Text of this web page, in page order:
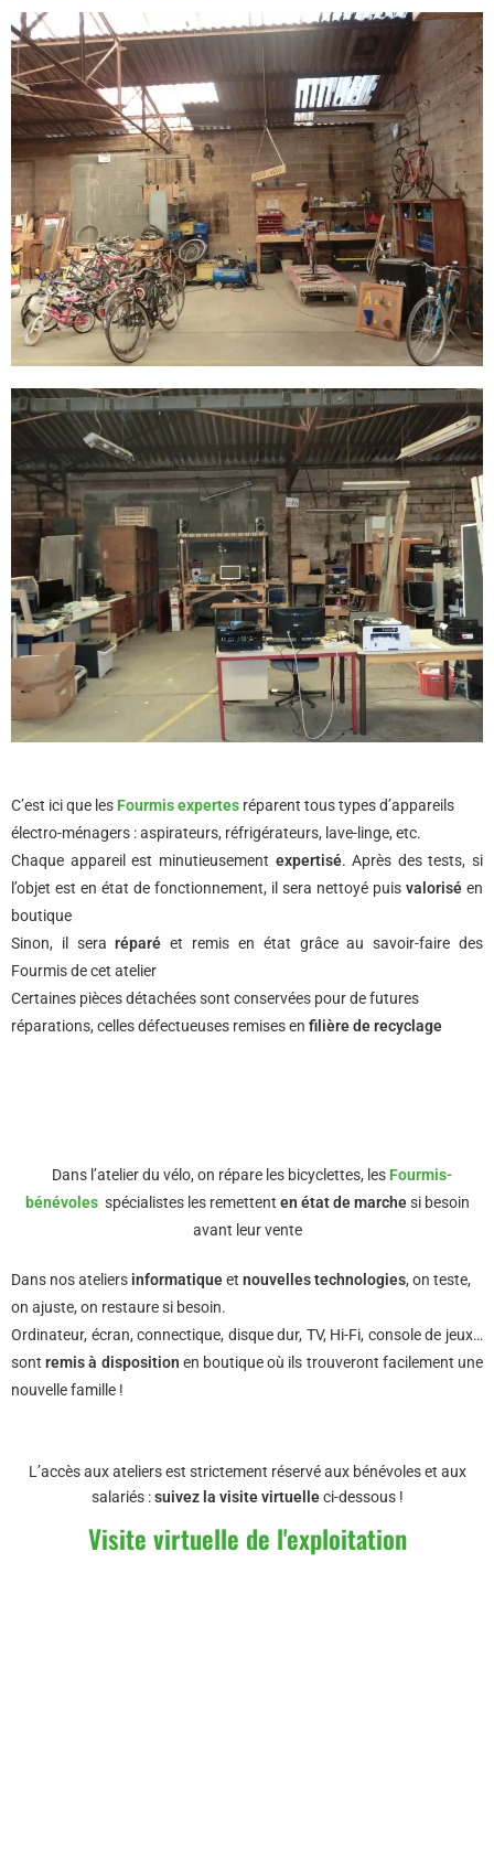
C’est ici que les Fourmis expertes réparent tous types d’appareils
électro-ménagers : aspirateurs, réfrigérateurs, lave-linge, etc.
Chaque appareil est minutieusement expertisé. Après des tests, si
l’objet est en état de fonctionnement, il sera nettoyé puis valorisé en
boutique
Sinon, il seraréparé et remis en état grâce au savoir-faire des
Fourmis de cet atelier
Certaines pièces détachées sont conservées pour de futures
réparations, celles défectueuses remises en filière de recyclage
Dans l’atelier du vélo, on répare les bicyclettes, les Fourmis-
bénévolesspécialistes les remettent en état de marchesi besoin
avant leur vente
Dans nos ateliers informatiqueet nouvelles technologies, on teste,
on ajuste, on restaure si besoin.
Ordinateur, écran, connectique, disque dur, TV, Hi-Fi, console de jeux…
sont remis à disposition en boutique où ils trouveront facilement une
nouvelle famille !
L’accès aux ateliers est strictement réservé aux bénévoles et aux
salariés :suivez la visite virtuelleci-dessous !
Visite virtuelle de l'exploitation